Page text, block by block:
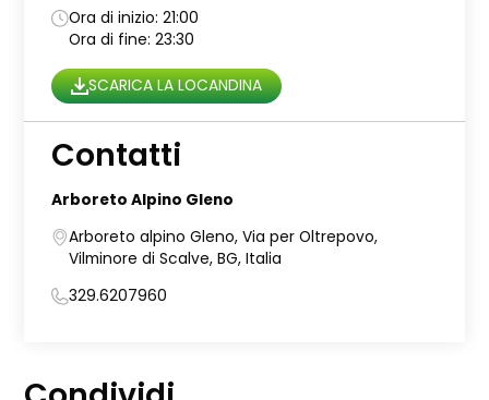
Ora di inizio: 21:00
Ora di fine: 23:30
SCARICA LA LOCANDINA
Contatti
Arboreto Alpino Gleno
Arboreto alpino Gleno, Via per Oltrepovo,
Vilminore di Scalve, BG, Italia
329.6207960